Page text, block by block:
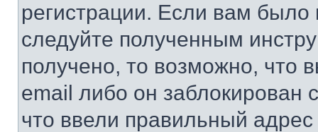
регистрации. Если вам
следуйте полученным
получено, то возможно, что
email либо он
что ввели правильный адрес